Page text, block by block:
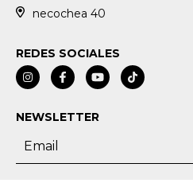
necochea 40
REDES SOCIALES
NEWSLETTER